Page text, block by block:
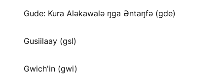
Gude: Kura Aləkawalə ŋga Əntaŋfə (gde)
Gusiilaay (gsl)
Gwich'in (gwi)